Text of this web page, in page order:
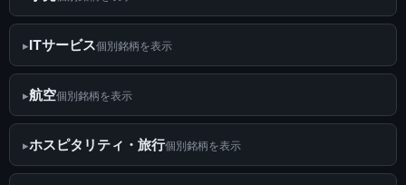
ITサービス個別銘柄を表示
航空個別銘柄を表示
ホスピタリティ・旅行個別銘柄を表示